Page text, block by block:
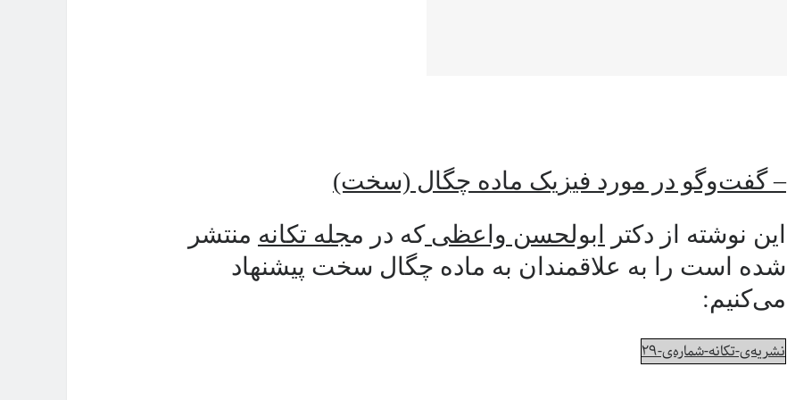
– گفت‌وگو در مورد فیزیک ماده چگال (سخت)
این نوشته از دکتر
ابولحسن واعظیکه در مجله تکانه منتشر
شده است را به علاقمندان به ماده چگال سخت پیشنهاد
می‌کنیم:
نشریه‌ی-تکانه-شماره‌ی-۲۹